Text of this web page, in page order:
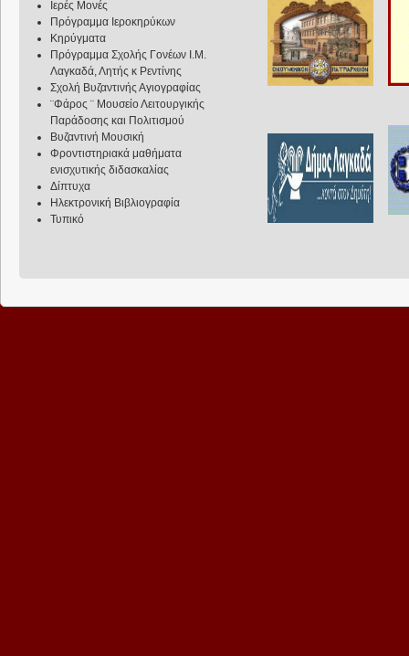
Ιερές Μονές
Πρόγραμμα Ιεροκηρύκων
Κηρύγματα
Πρόγραμμα Σχολής Γονέων Ι.Μ.
Λαγκαδά, Λητής κ Ρεντίνης
Σχολή Βυζαντινής Αγιογραφίας
¨Φάρος ¨ Μουσείο Λειτουργικής
Παράδοσης και Πολιτισμού
Βυζαντινή Μουσική
Φροντιστηριακά μαθήματα
ενισχυτικής διδασκαλίας
Δίπτυχα
Ηλεκτρονική Βιβλιογραφία
Τυπικό